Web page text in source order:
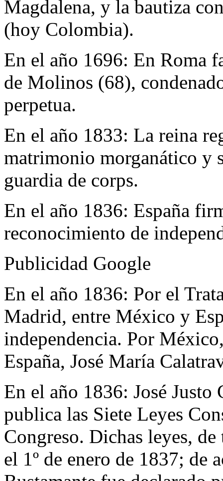
Magdalena, y la bautiza
(hoy Colombia).
En el año 1696: En Roma
de Molinos (68),
perpetua.
En el año 1833: La reina
matrimonio morganático y
guardia de corps.
En el año 1836: España
reconocimiento de
Publicidad Google
En el año 1836: Por el
Madrid, entre México y
independencia. Por
España, José María
En el año 1836: José Justo
publica las Siete Leyes
Congreso. Dichas leyes,
el 1º de enero de 1837; de